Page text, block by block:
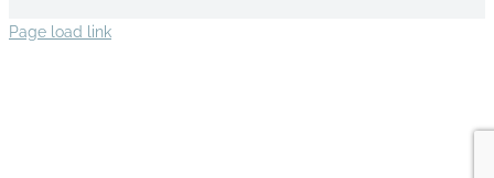
Page load link